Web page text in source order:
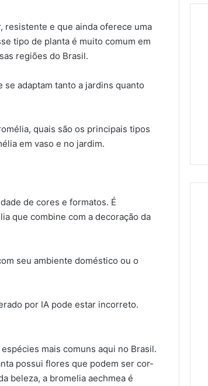
resistente e que ainda oferece uma
tipo de planta é muito comum em
regiões do Brasil.
adaptam tanto a jardins quanto
quais são os principais tipos
em vaso e no jardim.
de cores e formatos. É
que combine com a decoração da
seu ambiente doméstico ou o
mais comuns aqui no Brasil.
possui flores que podem ser cor-
beleza, a bromelia aechmea é